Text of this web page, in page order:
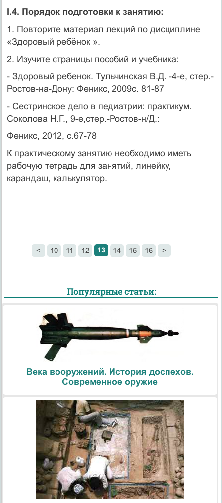
I.4. Порядок подготовки к занятию:
1. Повторите материал лекций по дисциплине
«Здоровый ребёнок ».
2. Изучите страницы пособий и учебника:
- Здоровый ребенок. Тульчинская В.Д. -4-е, стер.-
Ростов-на-Дону: Феникс, 2009с. 81-87
- Сестринское дело в педиатрии: практикум.
Соколова Н.Г., 9-е,стер.-Ростов-н/Д.:
Феникс, 2012, с.67-78
К практическому занятию необходимо иметь
рабочую тетрадь для занятий, линейку,
карандаш, калькулятор.
< 10 11 12 13 14 15 16 >
Популярные статьи:
Века вооружений. История доспехов.
Современное оружие